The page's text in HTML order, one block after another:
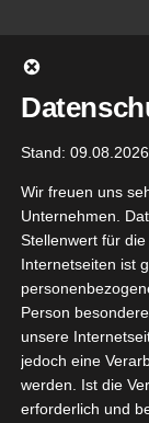
springen
Gehe zu ...
Stand: 09.08.2026
Wir freuen uns
Unternehmen.
Stellenwert für
Internetseiten ist
Person
unsere
jedoch eine
werden. Ist die
erforderlich und